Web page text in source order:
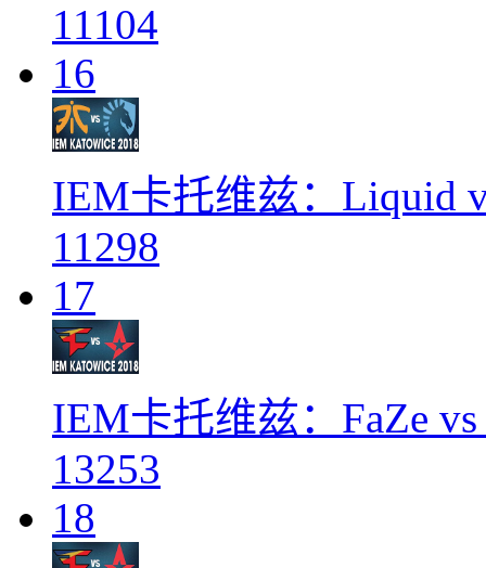
11104
16
IEM卡托维兹：Liquid
11298
17
IEM卡托维兹：FaZe
13253
18